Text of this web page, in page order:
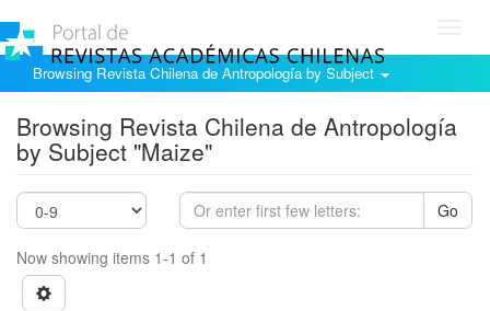
Browsing Revista Chilena de Antropología by Subject
Browsing Revista Chilena de Antropología
by Subject "Maize"
Go
Now showing items 1-1 of 1